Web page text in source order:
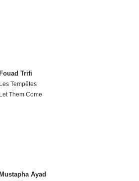
Fouad Trifi
Les Tempêtes
Let Them Come
Mustapha Ayad